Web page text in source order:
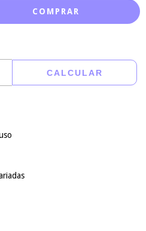
CALCULAR